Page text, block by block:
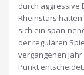
durch aggressive
Rheinstars
sich ein span-
der regulären
vergangenen
Punkt